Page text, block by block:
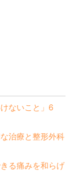
ないこと」6
治療と整形外科
る痛みを和らげ